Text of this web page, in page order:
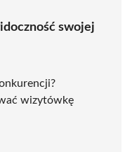
swojej
wizytówkę